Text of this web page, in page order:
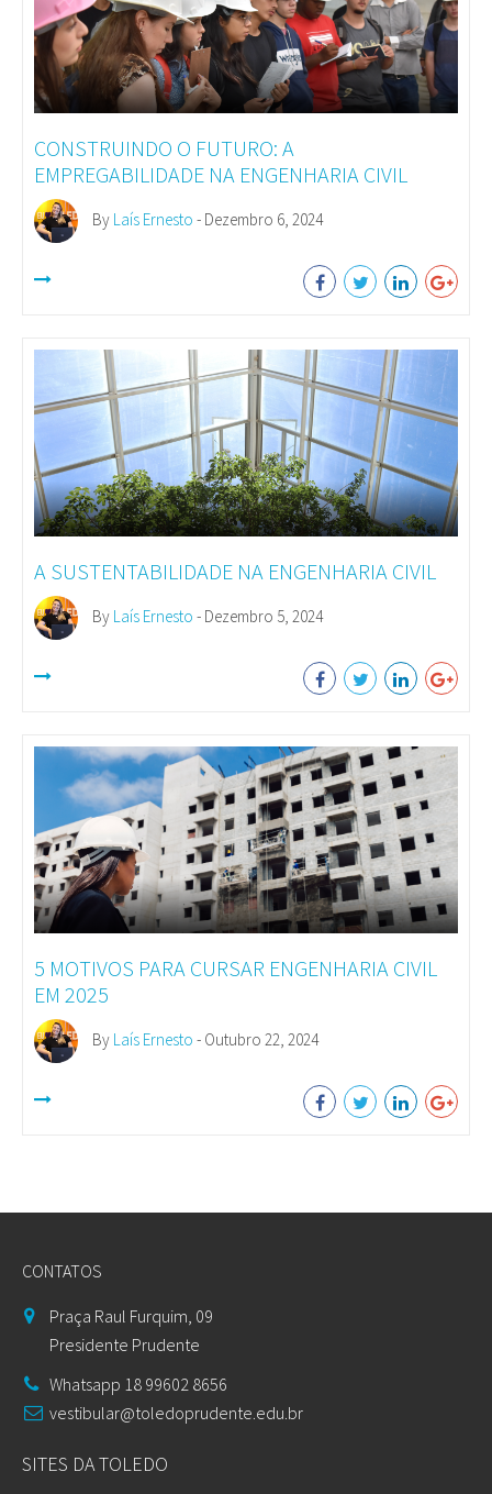
CONSTRUINDO O FUTURO: A
EMPREGABILIDADE NA ENGENHARIA CIVIL
By Laís Ernesto - Dezembro 6, 2024
A SUSTENTABILIDADE NA ENGENHARIA CIVIL
By Laís Ernesto - Dezembro 5, 2024
5 MOTIVOS PARA CURSAR ENGENHARIA CIVIL
EM 2025
By Laís Ernesto - Outubro 22, 2024
CONTATOS
Praça Raul Furquim, 09
Presidente Prudente
Whatsapp 18 99602 8656
vestibular@toledoprudente.edu.br
SITES DA TOLEDO